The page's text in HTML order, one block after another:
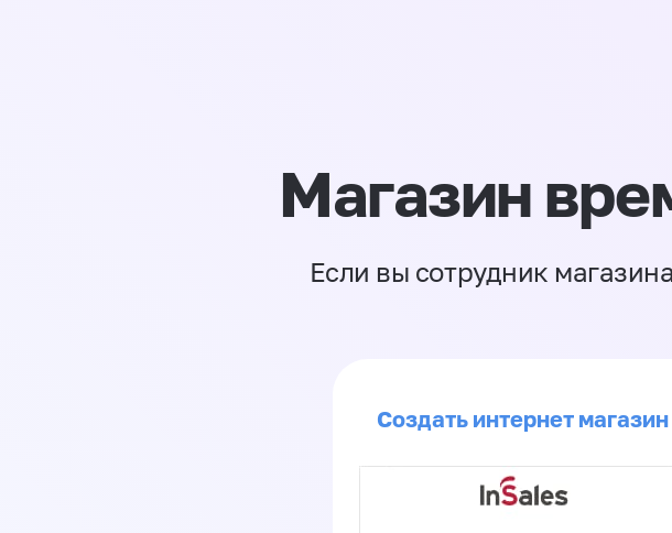
Магазин
Если вы сотрудник
Создать интернет